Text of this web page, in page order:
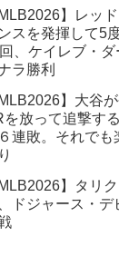
MLB2026】レッ
スを発揮して5
、ケイレブ・
ラ勝利
MLB2026】大谷
を放って追撃す
連敗。それでも
MLB2026】タリ
ドジャース・デ